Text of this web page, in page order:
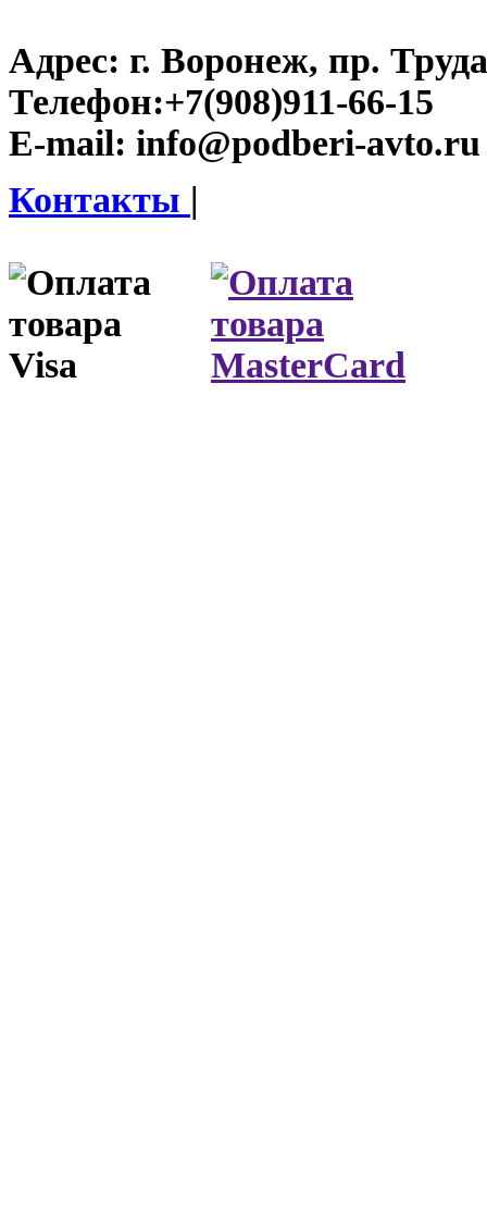
Адрес: г. Воронеж, пр.
Телефон:+7(908)911-66-15
E-mail: info@podberi-avto.ru
Контакты |